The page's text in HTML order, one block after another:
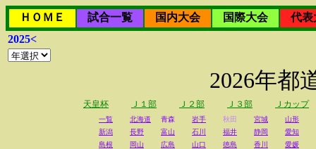
ＨＯＭＥ 試合一覧 国内大会 国際大会
代表
2025<
2026年都
天皇杯 Ｊ１部 Ｊ２部 Ｊ３部 Ｊカップ
一覧 北海道 青森 岩手 秋田 宮城
山形
新潟
長野 富山 石川 福井 静岡
愛知
島根
岡山 広島 山口 徳島 香川 愛媛